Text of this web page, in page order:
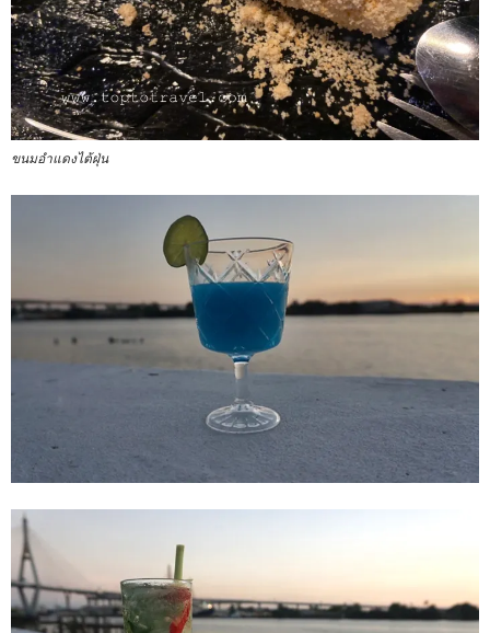
ขนมอำแดงไต้ฝุ่น